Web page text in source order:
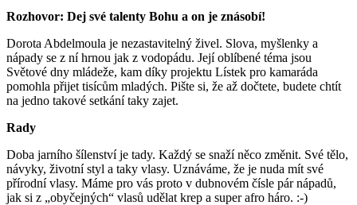
Rozhovor: Dej své talenty Bohu a on je znásobí!
Dorota Abdelmoula je nezastavitelný živel. Slova, myšlenky a
nápady se z ní hrnou jak z vodopádu. Její oblíbené téma jsou
Světové dny mládeže, kam díky projektu Lístek pro kamaráda
pomohla přijet tisícům mladých. Pište si, že až dočtete, budete chtít
na jedno takové setkání taky zajet.
Rady
Doba jarního šílenství je tady. Každý se snaží něco změnit. Své tělo,
návyky, životní styl a taky vlasy. Uznáváme, že je nuda mít své
přírodní vlasy. Máme pro vás proto v dubnovém čísle pár nápadů,
jak si z „obyčejných“ vlasů udělat krep a super afro háro. :-)